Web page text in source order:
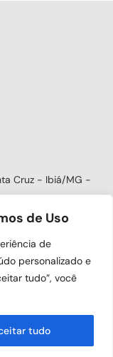
de Uso
de
personalizado e
tudo”, você
tudo
Cruz - Ibiá/MG -